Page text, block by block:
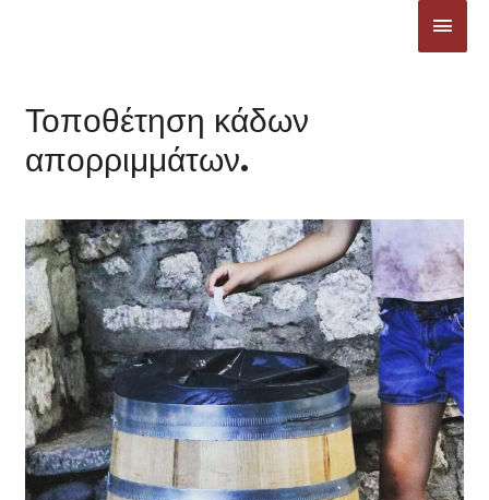
Τοποθέτηση κάδων
απορριμμάτων.